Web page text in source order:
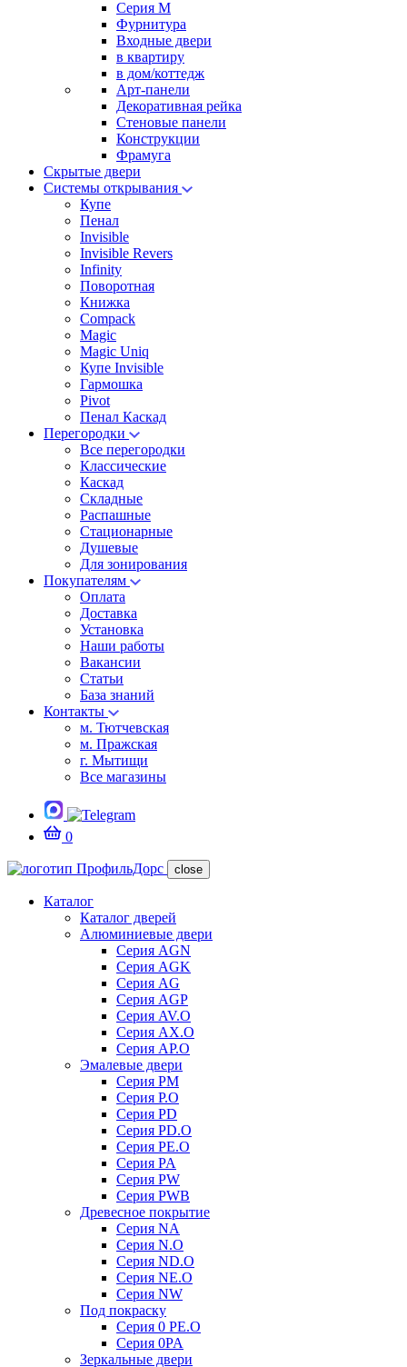
Серия M
Фурнитура
Входные двери
в квартиру
в дом/коттедж
Арт-панели
Декоративная рейка
Стеновые панели
Конструкции
Фрамуга
Скрытые двери
Системы открывания
Купе
Пенал
Invisible
Invisible Revers
Infinity
Поворотная
Книжка
Compack
Magic
Magic Uniq
Купе Invisible
Гармошка
Pivot
Пенал Каскад
Перегородки
Все перегородки
Классические
Каскад
Складные
Распашные
Стационарные
Душевые
Для зонирования
Покупателям
Оплата
Доставка
Установка
Наши работы
Вакансии
Статьи
База знаний
Контакты
м. Тютчевская
м. Пражская
г. Мытищи
Все магазины
0
close
Каталог
Каталог дверей
Алюминиевые двери
Серия AGN
Серия AGK
Серия AG
Серия AGP
Серия AV.O
Серия AX.O
Серия AP.O
Эмалевые двери
Серия PM
Серия P.O
Серия PD
Серия PD.O
Серия PE.O
Серия PA
Серия PW
Серия PWB
Древесное покрытие
Серия NA
Серия N.O
Серия ND.O
Серия NE.O
Серия NW
Под покраску
Серия 0 PE.O
Серия 0PA
Зеркальные двери